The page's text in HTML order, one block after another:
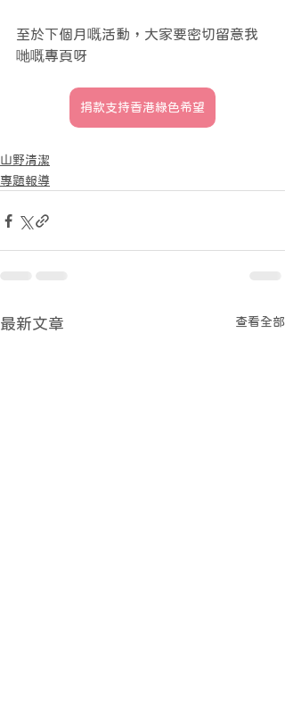
至於下個月嘅活動，大家要密切留意我
哋嘅專頁呀
捐款支持香港綠色希望
山野清潔
專題報導
最新文章 查看全部